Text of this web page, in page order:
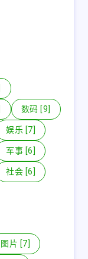
数码 [9]
娱乐 [7]
军事 [6]
社会 [6]
图片 [7]